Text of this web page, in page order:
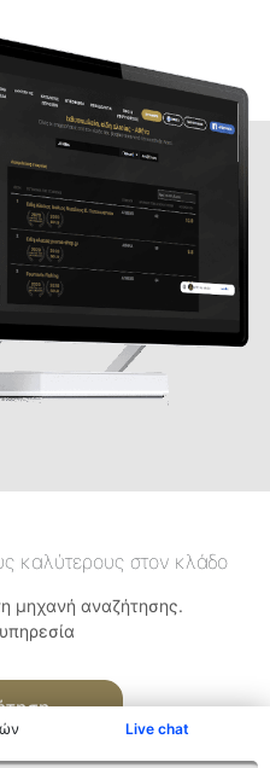
Live chat
καλύτερους στον κλάδο
μηχανή αναζήτησης.